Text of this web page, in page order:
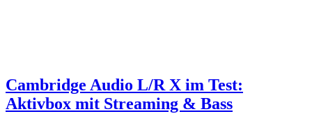
Cambridge Audio L/R X im Test:
Aktivbox mit Streaming & Bass